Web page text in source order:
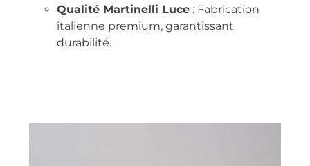
Qualité Martinelli Luce : Fabrication
italienne premium, garantissant
durabilité.